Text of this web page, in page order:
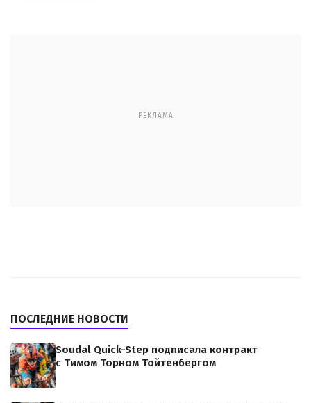
РЕКЛАМА
ПОСЛЕДНИЕ НОВОСТИ
Soudal Quick-Step подписала контракт
с Тимом Торном Тойтенбергом